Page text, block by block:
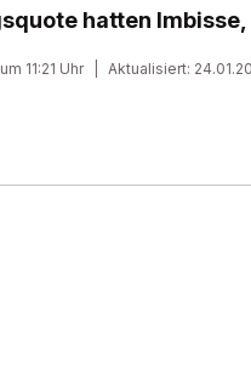
hatten
11:21 Uhr Aktualisiert: